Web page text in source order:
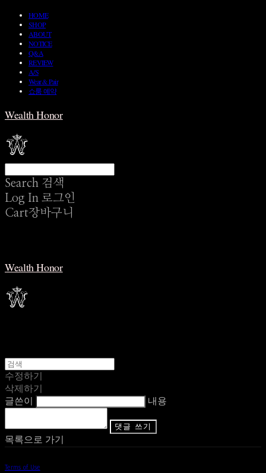
HOME
SHOP
ABOUT
NOTICE
Q&A
REVIEW
A/S
Wear & Pair
쇼룸 예약
Wealth Honor
Search 검색
Log In 로그인
Cart장바구니
Wealth Honor
수정하기
삭제하기
글쓴이
내용
댓글 쓰기
목록으로 가기
Terms of Use